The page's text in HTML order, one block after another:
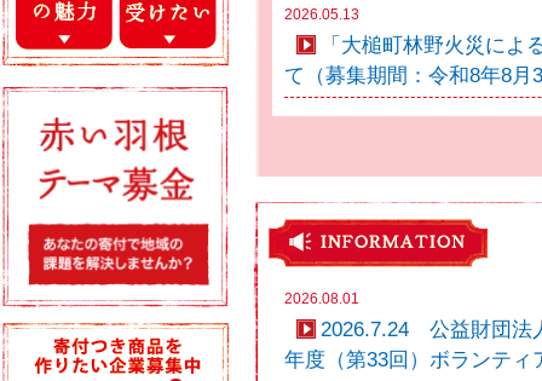
2026.05.13
「大槌町林野火災によ
て（募集期間：令和8年8月
2026.08.01
2026.7.24 公益財団法
年度（第33回）ボランティ